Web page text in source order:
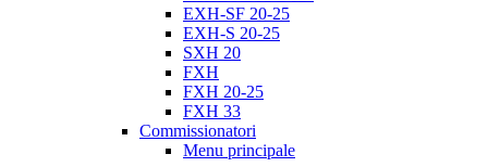
EXH-SF 20-25
EXH-S 20-25
SXH 20
FXH
FXH 20-25
FXH 33
Commissionatori
Menu principale